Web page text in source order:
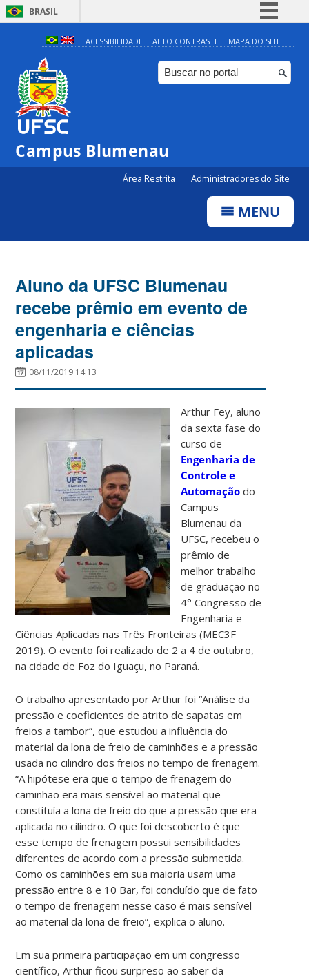
BRASIL
Simplifique!
Comunica BR
Participe
ACESSIBILIDADE ALTO CONTRASTE MAPA DO SITE
Campus Blumenau
Área Restrita Administradores do Site
MENU
Aluno da UFSC Blumenau
recebe prêmio em evento de
engenharia e ciências
aplicadas
08/11/2019 14:13
Arthur Fey, aluno
da sexta fase do
curso de
Engenharia de
Controle e
Automaçãodo
Campus
Blumenau da
UFSC, recebeu o
prêmio de
melhor trabalho
de graduação no
4° Congresso de
Engenharia e
Ciências Aplicadas nas Três Fronteiras (MEC3F
2019). O evento foi realizado de 2 a 4 de outubro,
na cidade de Foz do Iguaçu, no Paraná.
O trabalho apresentado por Arthur foi “Análise da
pressão e coeficientes de atrito de sapatas em
freios a tambor”, que estudou a influência do
material da lona de freio de caminhões e a pressão
usada no cilindro dos freios no tempo de frenagem.
“A hipótese era que o tempo de frenagem do
caminhão era mais sensível ao material que
constituía a lona de freio do que a pressão que era
aplicada no cilindro. O que foi descoberto é que
esse tempo de frenagem possui sensibilidades
diferentes de acordo com a pressão submetida.
Como os caminhões em sua maioria usam uma
pressão entre 8 e 10 Bar, foi concluído que de fato
o tempo de frenagem nesse caso é mais sensível
ao material da lona de freio”, explica o aluno.
Em sua primeira participação em um congresso
científico, Arthur ficou surpreso ao saber da